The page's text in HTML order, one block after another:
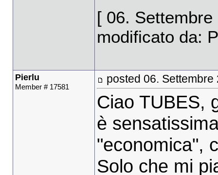
[ 06.
modificato da:
Pierlu
Member # 17581
posted 06. Settembre
Ciao TUBES,
è
"economica",
Solo che mi